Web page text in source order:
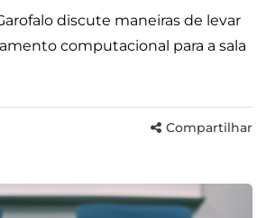
discute maneiras de levar
computacional para a sala
Compartilhar